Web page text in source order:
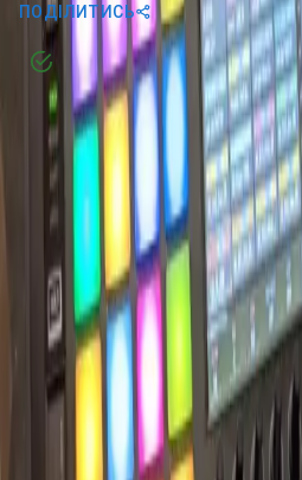
ПОДІЛИТИСЬ
ГоловнаПро нас АртистиПодії
Умови використання Політика